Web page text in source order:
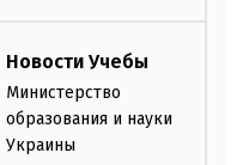
Новости Учебы
Министерство
образования и науки
Украины